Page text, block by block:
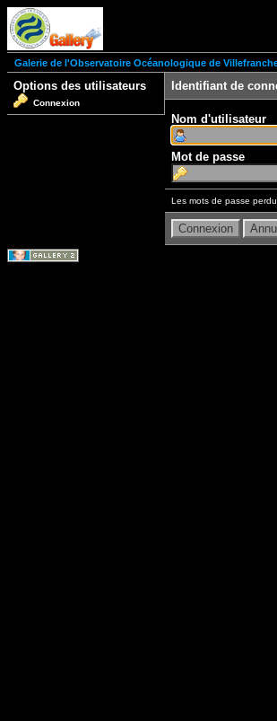
Galerie de l'Observatoire Océanologique de
Options des utilisateurs
Connexion
Identifiant de
Nom d'utilisateur
Mot de passe
Les mots de passe